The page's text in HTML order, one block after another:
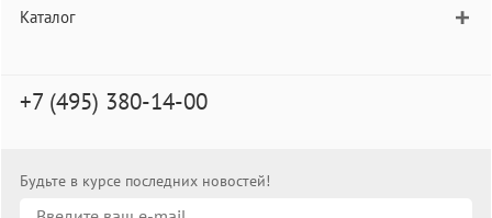
Каталог
+7 (495) 380-14-00
Будьте в курсе последних новостей!